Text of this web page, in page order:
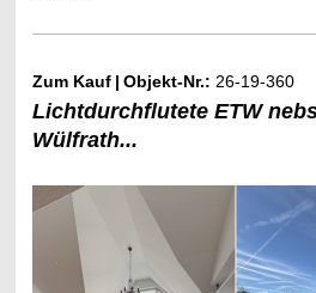
Zum Kauf | Objekt-Nr.: 26-19-360
Lichtdurchflutete ETW
Wülfrath...